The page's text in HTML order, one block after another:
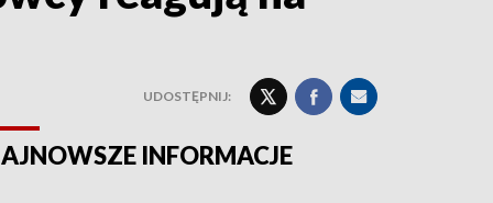
UDOSTĘPNIJ:
INFORMACJE